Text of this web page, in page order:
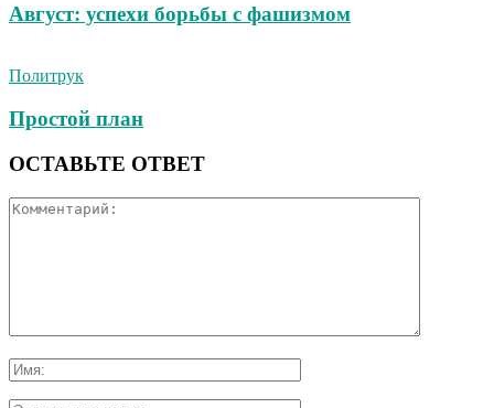
Август: успехи борьбы с фашизмом
Политрук
Простой план
ОСТАВЬТЕ ОТВЕТ